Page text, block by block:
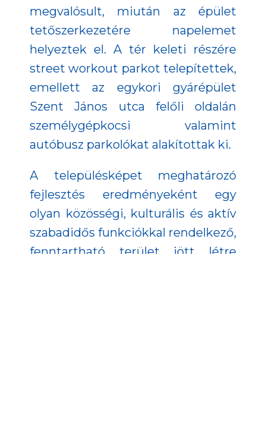
megvalósult, miután az épület
tetőszerkezetére napelemet
helyeztek el. A tér keleti részére
street workout parkot telepítettek,
emellett az egykori gyárépület
Szent János utca felőli oldalán
személygépkocsi valamint
autóbusz parkolókat alakítottak ki.
A településképet meghatározó
fejlesztés eredményeként egy
olyan közösségi, kulturális és aktív
szabadidős funkciókkal rendelkező,
fenntartható terület jött létre